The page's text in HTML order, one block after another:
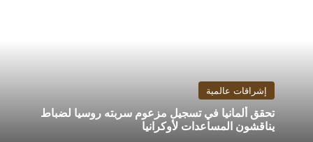
إشراقات عالمية
تحقق ألمانيا في تسجيل مزعوم سربته روسيا لضباط
يناقشون المساعدات لأوكرانيا